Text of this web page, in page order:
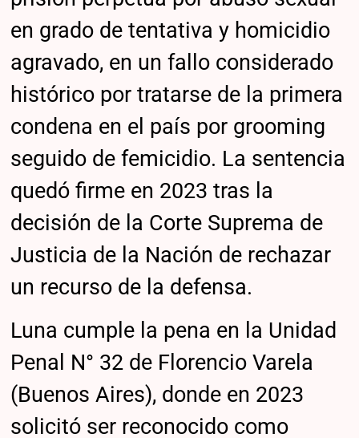
en grado de tentativa y homicidio
agravado, en un fallo considerado
histórico por tratarse de la primera
condena en el país por grooming
seguido de femicidio. La sentencia
quedó firme en 2023 tras la
decisión de la Corte Suprema de
Justicia de la Nación de rechazar
un recurso de la defensa.
Luna cumple la pena en la Unidad
Penal N° 32 de Florencio Varela
(Buenos Aires), donde en 2023
solicitó ser reconocido como